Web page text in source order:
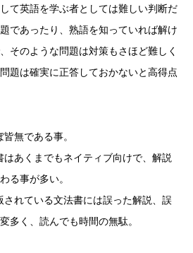
て英語を学ぶ者としては難しい判断だ
であったり、熟語を知っていれば解け
そのような問題は対策もさほど難しく
題は確実に正答しておかないと高得点
無である事。
あくまでもネイティブ向けで、解説
る事が多い。
れている文法書には誤った解説、誤
多く、読んでも時間の無駄。